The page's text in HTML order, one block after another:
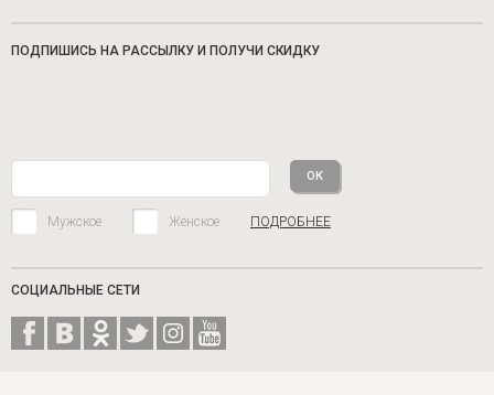
ПОДПИШИСЬ НА РАССЫЛКУ И ПОЛУЧИ СКИДКУ
Мужское Женское ПОДРОБНЕЕ
СОЦИАЛЬНЫЕ СЕТИ